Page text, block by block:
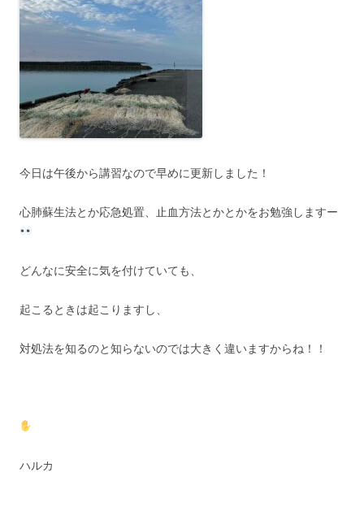
今日は午後から講習なので早めに更新しました！
心肺蘇生法とか応急処置、止血方法とかとかをお勉強しますー
どんなに安全に気を付けていても、
起こるときは起こりますし、
対処法を知るのと知らないのでは大きく違いますからね！！
ハルカ